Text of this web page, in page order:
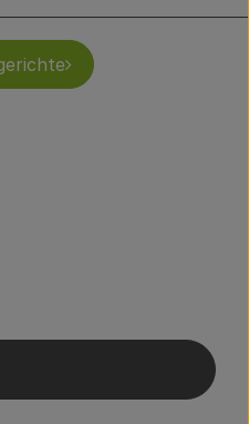
Warenkorb hinzufügen